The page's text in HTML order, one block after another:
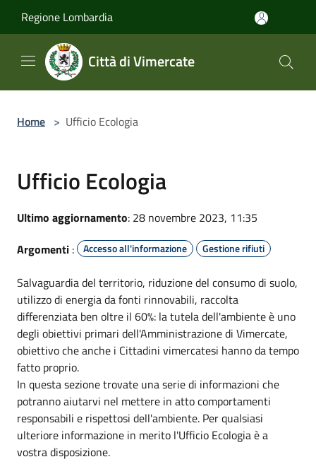
Regione Lombardia
Città di Vimercate
Home > Ufficio Ecologia
Ufficio Ecologia
Ultimo aggiornamento: 28 novembre 2023, 11:35
Argomenti : Accesso all'informazione Gestione rifiuti
Salvaguardia del territorio, riduzione del consumo di suolo,
utilizzo di energia da fonti rinnovabili, raccolta
differenziata ben oltre il 60%: la tutela dell'ambiente è uno
degli obiettivi primari dell'Amministrazione di Vimercate,
obiettivo che anche i Cittadini vimercatesi hanno da tempo
fatto proprio.
In questa sezione trovate una serie di informazioni che
potranno aiutarvi nel mettere in atto comportamenti
responsabili e rispettosi dell'ambiente. Per qualsiasi
ulteriore informazione in merito l'Ufficio Ecologia è a
vostra disposizione.